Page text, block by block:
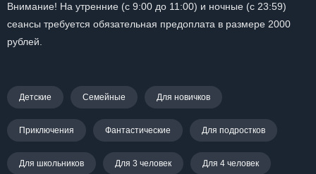
Внимание! На утренние (с 9:00 до 11:00) и ночные (с 23:59)
сеансы требуется обязательная предоплата в размере 2000
рублей.
Детские Семейные Для новичков
Приключения Фантастические Для подростков
Для школьников Для 3 человек Для 4 человек